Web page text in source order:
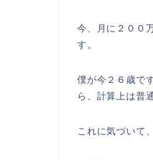
今、月に２００
す。
僕が今２６歳で
ら、計算上は普
これに気づいて